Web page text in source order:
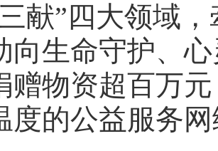
献”四大领域
向生命守护、
赠物资超百万
度的公益服务